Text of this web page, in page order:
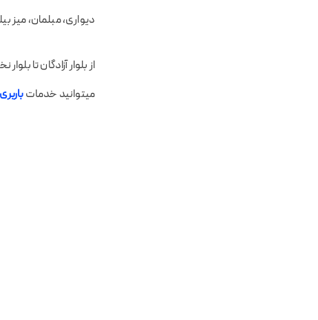
دیواری، مبلمان، میز
از بلوار آزادگان تا
میتوانید خدمات